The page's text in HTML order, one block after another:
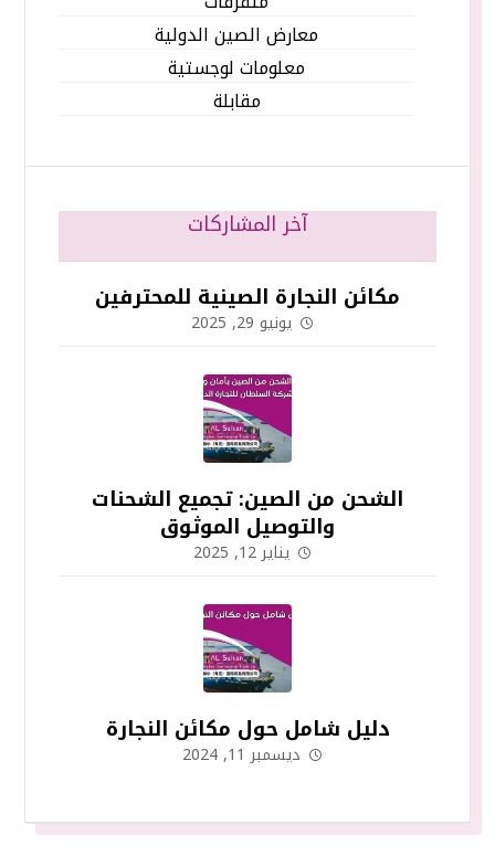
معارض الصين الدولية
معلومات لوجستية
مقابلة
آخر المشاركات
مكائن النجارة الصينية للمحترفين
يونيو 29, 2025
الشحن من الصين: تجميع الشحنات
والتوصيل الموثوق
يناير 12, 2025
دليل شامل حول مكائن النجارة
ديسمبر 11, 2024